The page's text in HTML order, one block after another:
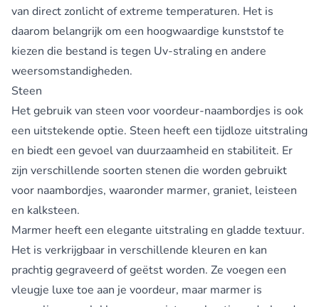
van direct zonlicht of extreme temperaturen. Het is
daarom belangrijk om een hoogwaardige kunststof te
kiezen die bestand is tegen Uv-straling en andere
weersomstandigheden.
Steen
Het gebruik van steen voor voordeur-naambordjes is ook
een uitstekende optie. Steen heeft een tijdloze uitstraling
en biedt een gevoel van duurzaamheid en stabiliteit. Er
zijn verschillende soorten stenen die worden gebruikt
voor naambordjes, waaronder marmer, graniet, leisteen
en kalksteen.
Marmer heeft een elegante uitstraling en gladde textuur.
Het is verkrijgbaar in verschillende kleuren en kan
prachtig gegraveerd of geëtst worden. Ze voegen een
vleugje luxe toe aan je voordeur, maar marmer is